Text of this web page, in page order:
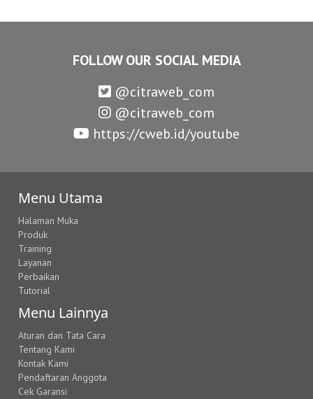
FOLLOW OUR SOCIAL MEDIA
@citraweb_com
@citraweb_com
https://cweb.id/youtube
Menu Utama
Halaman Muka
Produk
Training
Layanan
Perbaikan
Tutorial
Menu Lainnya
Aturan dan Tata Cara
Tentang Kami
Kontak Kami
Pendaftaran Anggota
Cek Garansi